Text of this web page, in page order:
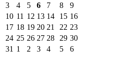
3
4 5 6 7 8
9
10 11 12 13 14 15 16
17 18 19 20 21 22 23
24 25 26 27 28 29 30
31 1 2 3 4 5 6